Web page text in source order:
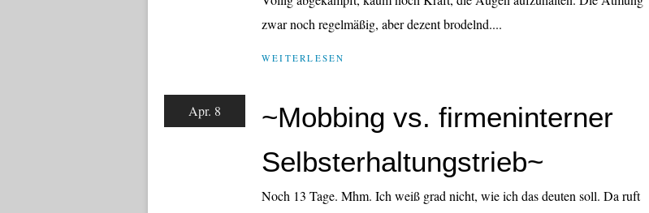
zwar noch regelmäßig, aber dezent brodelnd....
WEITERLESEN
Apr. 8
~Mobbing vs. firmeninterner
Selbsterhaltungstrieb~
Noch 13 Tage. Mhm. Ich weiß grad nicht, wie ich das deuten soll. Da ruft